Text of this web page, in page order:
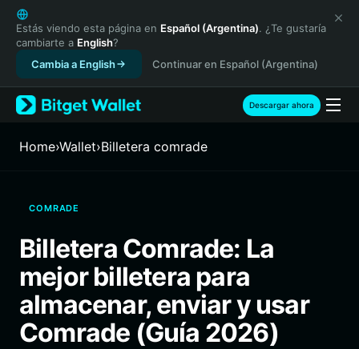
English
日本語
Tiếng Việt
Русский
Español (Latinoamérica)
Türkçe
Français
繁體中文
Bahasa Indonesia
ภาษาไทย
Español
Português (Brasil)
Estás viendo esta página en Español (Argentina). ¿Te gustaría
cambiarte a English?
Cambia a English
Continuar en Español (Argentina)
Descargar ahora
Home›Wallet›Billetera comrade
COMRADE
Billetera Comrade: La
mejor billetera para
almacenar, enviar y usar
Comrade (Guía 2026)